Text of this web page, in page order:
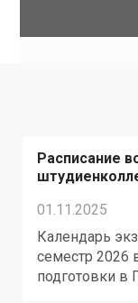
Расписание
01.11.2025
Календарь
семестр 2026
подготовки в